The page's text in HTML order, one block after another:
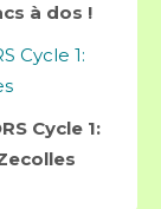
à dos !
Cycle 1: